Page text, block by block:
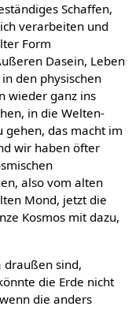
Schaffen,
verarbeiten und
Form
Dasein, Leben
den physischen
wieder ganz ins
in die Welten-
gehen, das macht im
wir haben öfter
also vom alten
Mond, jetzt die
Kosmos mit dazu,
draußen sind,
die Erde nicht
die anders